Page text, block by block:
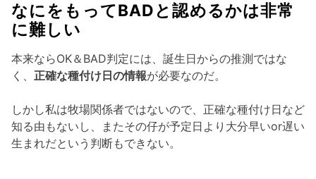
なにをもってBADと認めるかは非常
に難しい
本来ならOK＆BAD判定には、誕生日からの推測ではな
く、 正確な種付け日の情報が必要なのだ。
しかし私は牧場関係者ではないので、正確な種付け日など
知る由もないし、またその仔が予定日より大分早いor遅い
生まれだという判断もできない。